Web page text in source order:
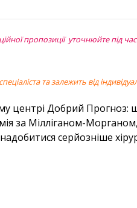
пропозиції уточнюйте під
та залежить від
центрі Добрий Прогноз:
за Мілліганом-
серйозніше